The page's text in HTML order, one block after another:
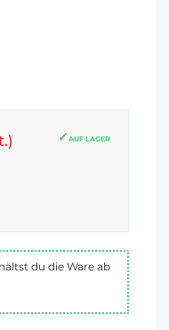
AUF LAGER
du die Ware ab